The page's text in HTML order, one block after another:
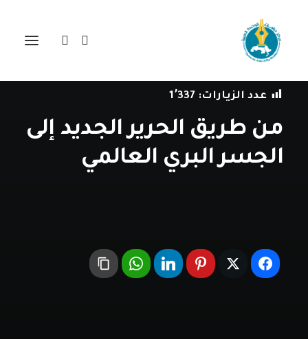
فيمراجعة اصدارات
عدد الزيارات: 1٬337
من طريق الحرير الجديد إلى
الجسر البري العالمي